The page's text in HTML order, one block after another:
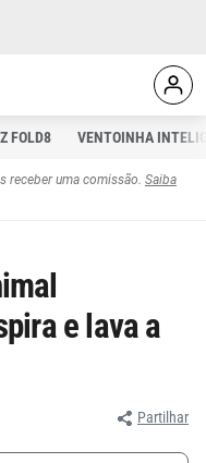
FOLD8 VENTOINHA
receber uma comissão. Saiba
e lava a
Partilhar